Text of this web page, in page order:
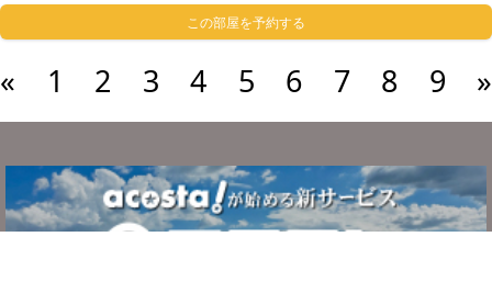
この部屋を予約する
« 1 2 3 4 5 6 7 8 9 »